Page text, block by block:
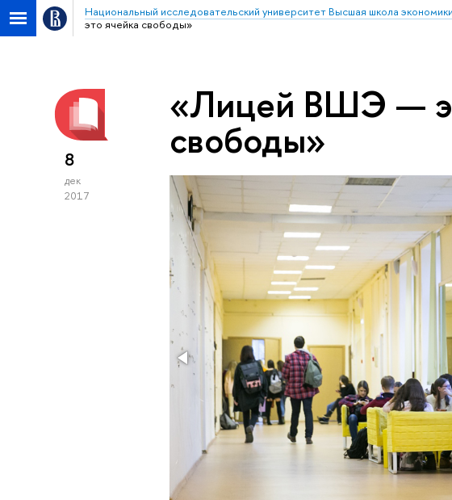
Национальный исследовательский университет Высшая школа экономики
это ячейка свободы»
8
дек
2017
«Лицей ВШЭ —
свободы»